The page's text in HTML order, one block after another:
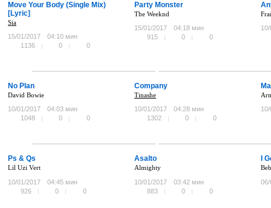
Move Your Body (Single Mix)
[Lyric]
Sia
15/01/2017
04:10 мин
1136
0 0
Party Monster
The Weeknd
15/01/2017
04:18 мин
915
0 0
No Plan
David Bowie
10/01/2017
04:03 мин
1048
0 0
Company
Tinashe
10/01/2017
04:28 мин
1302
0 0
Ps & Qs
Lil Uzi Vert
10/01/2017
04:45 мин
926
0 0
Asalto
Almighty
10/01/2017
03:42 мин
883
0 0
I
06/